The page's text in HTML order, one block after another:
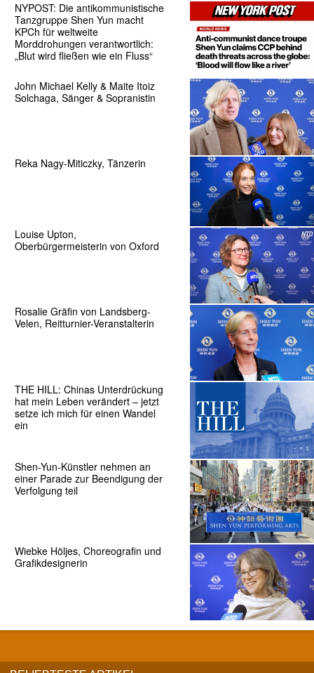
NYPOST: Die antikommunistische
Tanzgruppe Shen Yun macht
KPCh für weltweite
Morddrohungen verantwortlich:
„Blut wird fließen wie ein Fluss“
John Michael Kelly & Maite Itoiz
Solchaga, Sänger & Sopranistin
Reka Nagy-Miticzky, Tänzerin
Louise Upton,
Oberbürgermeisterin von Oxford
Rosalie Gräfin von Landsberg-
Velen, Reitturnier-Veranstalterin
THE HILL: Chinas Unterdrückung
hat mein Leben verändert – jetzt
setze ich mich für einen Wandel
ein
Shen-Yun-Künstler nehmen an
einer Parade zur Beendigung der
Verfolgung teil
Wiebke Höljes, Choreografin und
Grafikdesignerin